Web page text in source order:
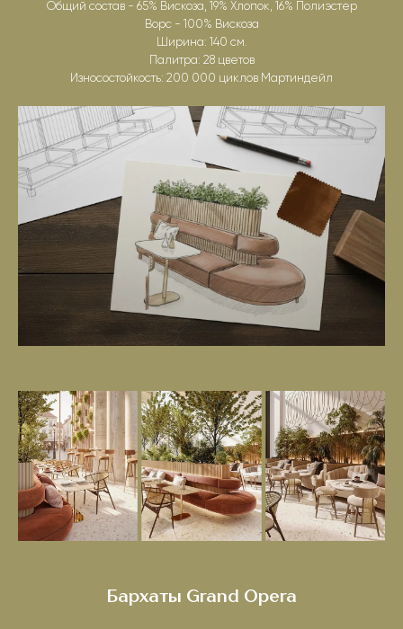
Общий состав - 65% Вискоза, 19% Хлопок, 16% Полиэстер
Ворс - 100% Вискоза
Ширина: 140 см.
Палитра: 28 цветов
Износостойкость: 200 000 циклов Мартиндейл
Бархаты Grand Opera